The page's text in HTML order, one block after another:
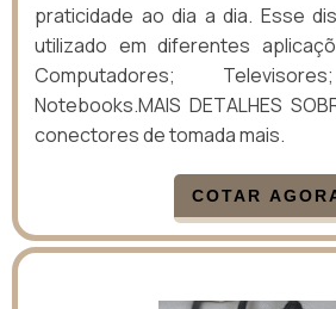
praticidade ao dia a dia. Esse
utilizado em diferentes
Computadores;
Notebooks.MAIS DETALHES
conectores de tomada mais.
COTAR